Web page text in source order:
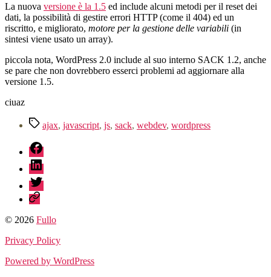
La nuova versione è la 1.5 ed include alcuni metodi per il reset dei
dati, la possibilità di gestire errori HTTP (come il 404) ed un
riscritto, e migliorato, motore per la gestione delle variabili (in
sintesi viene usato un array).
piccola nota, WordPress 2.0 include al suo interno SACK 1.2, anche
se pare che non dovrebbero esserci problemi ad aggiornare alla
versione 1.5.
ciuaz
Tag ajax, javascript, js, sack, webdev, wordpress
fb
linkedin
twitter
sessionize
© 2026 Fullo
Privacy Policy
Powered by WordPress